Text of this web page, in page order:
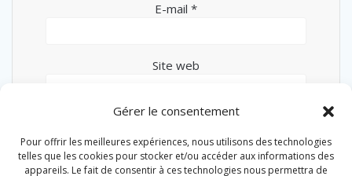
Gérer le consentement
Pour offrir les meilleures expériences, nous utilisons des technologies
telles que les cookies pour stocker et/ou accéder aux informations des
appareils. Le fait de consentir à ces technologies nous permettra de
E-mail *
Site web